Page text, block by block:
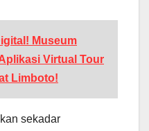
Museum
Virtual Tour
Limboto!
sekadar